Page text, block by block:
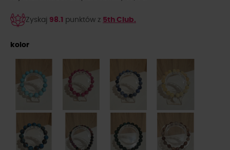
Zyskaj 98.1 punktów z 5th Club.
kolor